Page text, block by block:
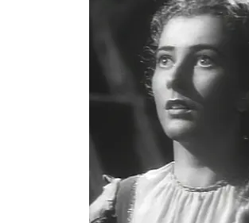
Cenadellebeffe-
Cortese.png
Italian Wikipedia